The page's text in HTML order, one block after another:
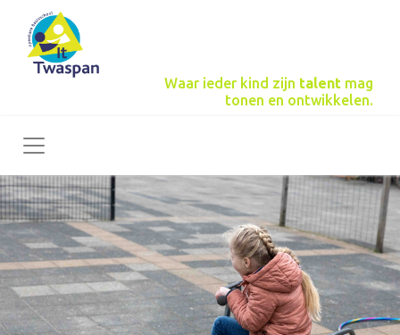
Waar ieder kind zijn talent mag
tonen en ontwikkelen.
Toggle navigation